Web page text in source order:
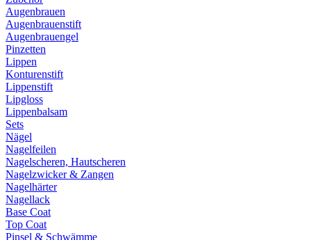
Augenbrauen
Augenbrauenstift
Augenbrauengel
Pinzetten
Lippen
Konturenstift
Lippenstift
Lipgloss
Lippenbalsam
Sets
Nägel
Nagelfeilen
Nagelscheren, Hautscheren
Nagelzwicker & Zangen
Nagelhärter
Nagellack
Base Coat
Top Coat
Pinsel & Schwämme